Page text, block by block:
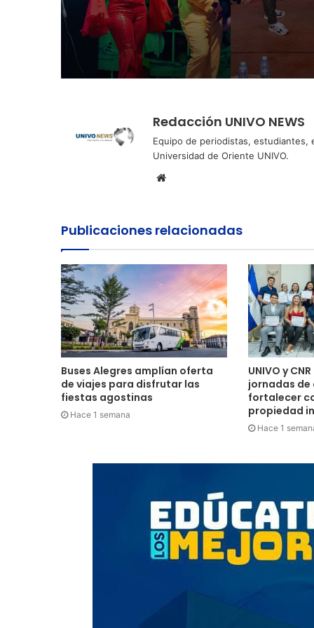
Perquín vivió su
Invierno
Redacción UNIVO NEWS
Equipo de periodistas, estudiantes,
Universidad de Oriente UNIVO.
Sitio
Publicaciones relacionadas
Buses Alegres amplían oferta
de viajes para disfrutar las
fiestas agostinas
Hace 1 semana
UNIVO y
jornadas
fortalecer
propiedad
Hace 1